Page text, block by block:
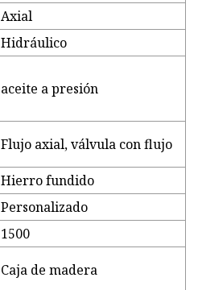
Axial
Hidráulico
aceite a presión
Flujo axial, válvula con flujo
Hierro fundido
Personalizado
1500
Caja de madera